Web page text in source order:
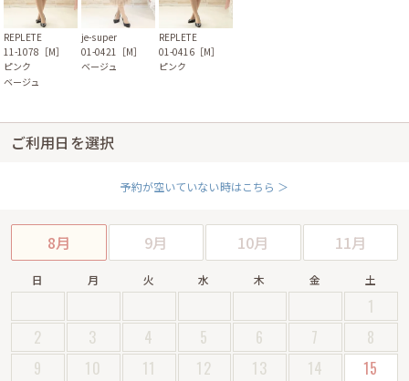
REPLETE
11-1078［M］
ピンク
ベージュ
je-super
01-0421［M］
ベージュ
REPLETE
01-0416［M］
ピンク
ご利用日を選択
予約が空いていない時はこちら ＞
8月 9月 10月 11月
日 月 火 水 木 金 土
1
2
3 4 5 6 7
8
9
10 11 12 13 14
15